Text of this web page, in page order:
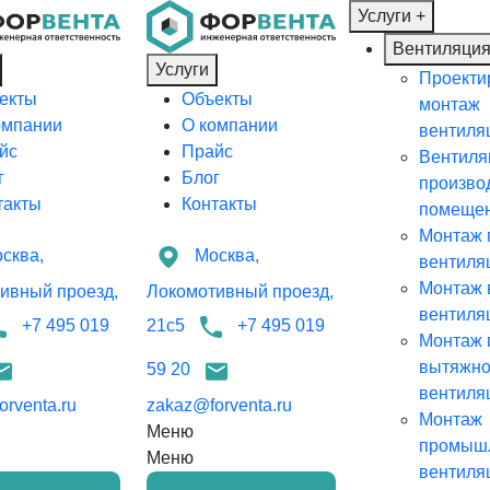
проезд,
+7 495 019
Услуги
Объекты
О компании
Прайс
Блог
Контакты
Москва,
Локомотивный проезд,
21с5
+7 495 019
59 20
zakaz@forventa.ru
Меню
Меню
Услуги +
Вентиляция
монтаж
Монтаж
Монтаж
Монтаж
Монтаж